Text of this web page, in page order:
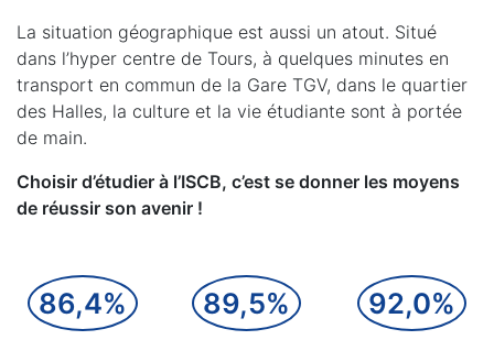
La situation géographique est aussi un atout. Situé
dans l’hyper centre de Tours, à quelques minutes en
transport en commun de la Gare TGV, dans le quartier
des Halles, la culture et la vie étudiante sont à portée
de main.
Choisir d’étudier à l’ISCB, c’est se donner les moyens
de réussir son avenir !
86,4% 89,5% 92,0%